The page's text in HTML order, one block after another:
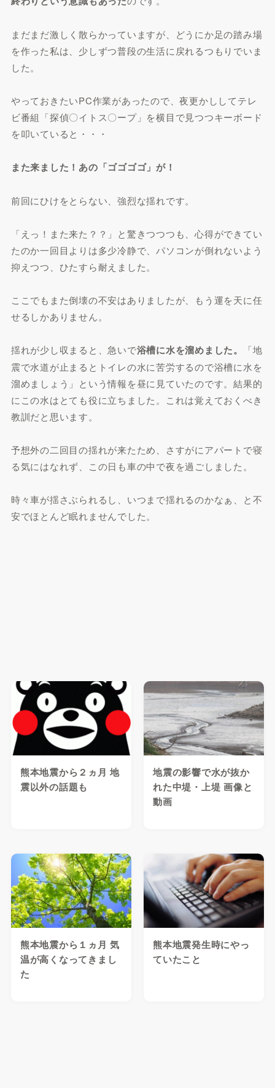
まだまだ激しく散らかっていますが、どうにか足の踏み場
を作った私は、少しずつ普段の生活に戻れるつもりでいま
した。
やっておきたいPC作業があったので、夜更かししてテレ
ビ番組「探偵〇イトス〇ープ」を横目で見つつキーボード
を叩いていると・・・
また来ました！あの「ゴゴゴゴ」が！
前回にひけをとらない、強烈な揺れです。
「えっ！また来た？？」と驚きつつつも、心得ができてい
たのか一回目よりは多少冷静で、パソコンが倒れないよう
抑えつつ、ひたすら耐えました。
ここでもまた倒壊の不安はありましたが、もう運を天に任
せるしかありません。
揺れが少し収まると、急いで浴槽に水を溜めました。
「地
震で水道が止まるとトイレの水に苦労するので浴槽に水を
溜めましょう」という情報を昼に見ていたのです。結果的
にこの水はとても役に立ちました。これは覚えておくべき
教訓だと思います。
予想外の二回目の揺れが来たため、さすがにアパートで寝
る気にはなれず、この日も車の中で夜を過ごしました。
時々車が揺さぶられるし、いつまで揺れるのかなぁ、と不
安でほとんど眠れませんでした。
熊本地震から２ヵ月 地
震以外の話題も
地震の影響で水が抜か
れた中堤・上堤 画像と
動画
熊本地震から１ヵ月 気
温が高くなってきまし
た
熊本地震発生時にやっ
ていたこと